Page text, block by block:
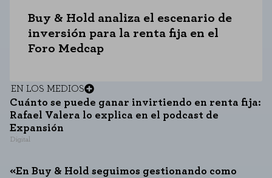
Buy & Hold analiza el escenario de
inversión para la renta fija en el
Foro Medcap
EN LOS MEDIOS
Cuánto se puede ganar invirtiendo en renta fija:
Rafael Valera lo explica en el podcast de
Expansión
Digital
«En Buy & Hold seguimos gestionando como